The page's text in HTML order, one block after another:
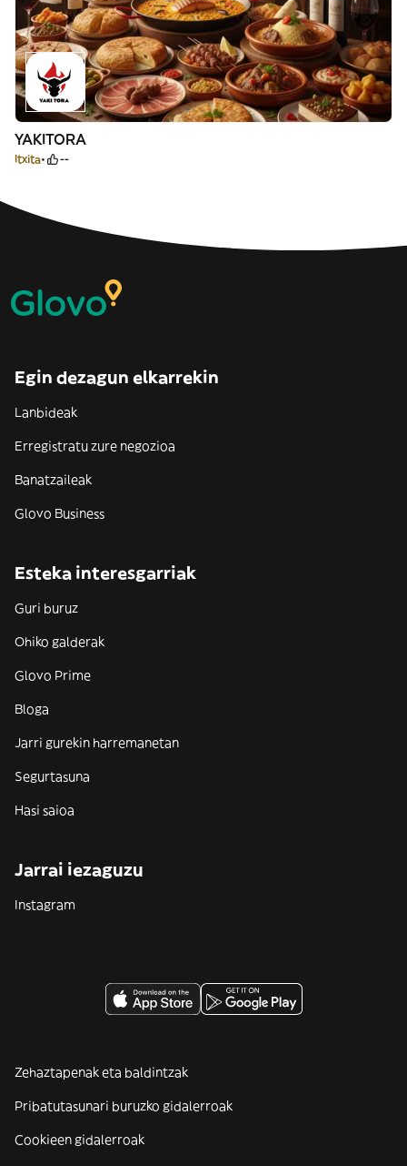
YAKITORA
Itxita --
Egin dezagun elkarrekin
Lanbideak
Erregistratu zure negozioa
Banatzaileak
Glovo Business
Esteka interesgarriak
Guri buruz
Ohiko galderak
Glovo Prime
Bloga
Jarri gurekin harremanetan
Segurtasuna
Hasi saioa
Jarrai iezaguzu
Instagram
Zehaztapenak eta baldintzak
Pribatutasunari buruzko gidalerroak
Cookieen gidalerroak